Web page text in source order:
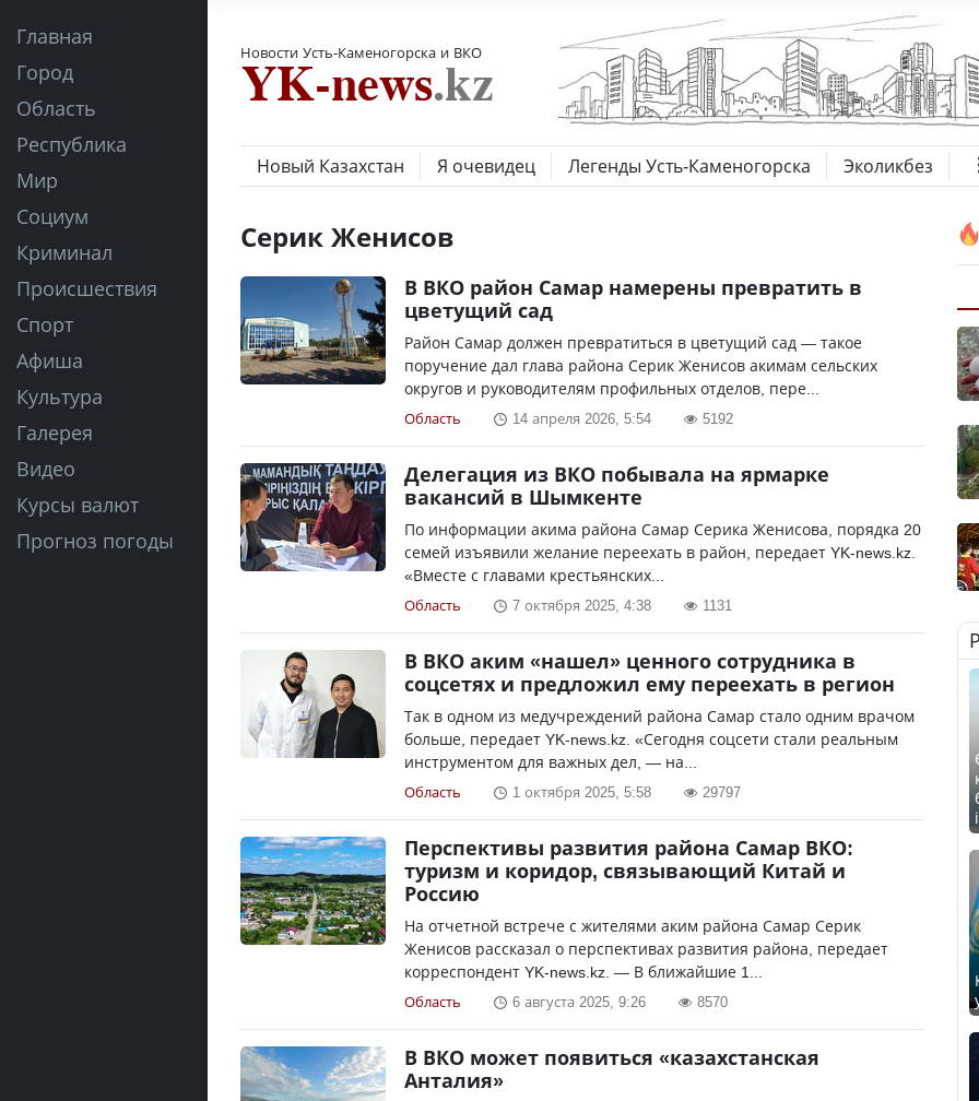
Главная
Город
Область
Республика
Мир
Социум
Криминал
Происшествия
Спорт
Афиша
Культура
Галерея
Видео
Курсы валют
Прогноз погоды
Новости Усть-Каменогорска и ВКО
Новый Казахстан Я очевидец Легенды Усть-Каменогорска Эколикбез
Серик Женисов
В ВКО район Самар намерены превратить в
цветущий сад
Район Самар должен превратиться в цветущий сад — такое
поручение дал глава района Серик Женисов акимам сельских
округов и руководителям профильных отделов, пере...
Область 14 апреля 2026, 5:54 5192
Делегация из ВКО побывала на ярмарке
вакансий в Шымкенте
По информации акима района Самар Серика Женисова, порядка 20
семей изъявили желание переехать в район, передает YK-news.kz.
«Вместе с главами крестьянских...
Область 7 октября 2025, 4:38 1131
В ВКО аким «нашел» ценного сотрудника в
соцсетях и предложил ему переехать в регион
Так в одном из медучреждений района Самар стало одним врачом
больше, передает YK-news.kz. «Сегодня соцсети стали реальным
инструментом для важных дел, — на...
Область 1 октября 2025, 5:58 29797
Перспективы развития района Самар ВКО:
туризм и коридор, связывающий Китай и
Россию
На отчетной встрече с жителями аким района Самар Серик
Женисов рассказал о перспективах развития района, передает
корреспондент YK-news.kz. — В ближайшие 1...
Область 6 августа 2025, 9:26 8570
В ВКО может появиться «казахстанская
Анталия»